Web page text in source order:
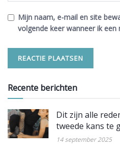
Mijn naam, e-mail en site
volgende keer wanneer ik een
Recente berichten
Dit zijn alle
tweede kans te
14 september 2025